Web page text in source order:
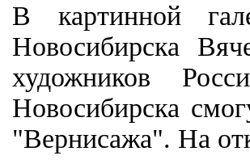
В картинной
Новосибирска
художников
Новосибирска
"Вернисажа". На